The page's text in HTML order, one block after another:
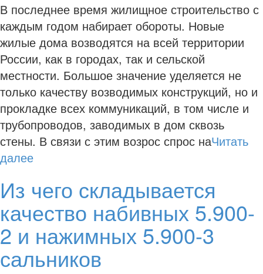
В последнее время жилищное строительство с
каждым годом набирает обороты. Новые
жилые дома возводятся на всей территории
России, как в городах, так и сельской
местности. Большое значение уделяется не
только качеству возводимых конструкций, но и
прокладке всех коммуникаций, в том числе и
трубопроводов, заводимых в дом сквозь
стены. В связи с этим возрос спрос наЧитать
далее
Из чего складывается
качество набивных 5.900-
2 и нажимных 5.900-3
сальников